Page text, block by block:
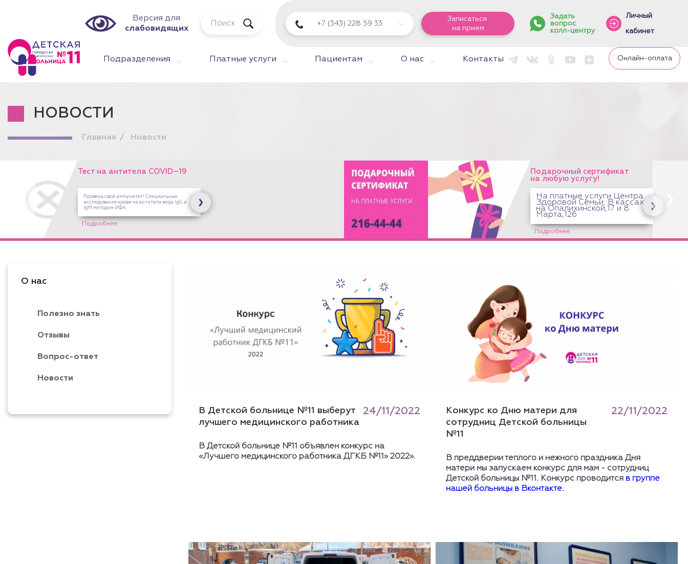
Версия для
слабовидящих
+7 (343) 228 59 33
Записаться
на прием
Задать
вопрос
колл-центру
Личный
кабинет
Подразделения Платные услуги Пациентам О нас Контакты Онлайн-оплата
НОВОСТИ
Главная Новости
На платные услуги Центра
Здоровой Семьи. В кассах
на Опалихинской,17 и 8
Марта,126
С 1 апреля изменятся цены на сенсы
массажа
Оплаченные сеансы останутся по
прежней цене.
Подробнее
О нас
Полезно знать
Отзывы
Вопрос-ответ
Новости
В Детской больнице №11 выберут
лучшего медицинского работника
24/11/2022
В Детской больнице №11 объявлен конкурс на
«Лучшего медицинского работника ДГКБ №11» 2022».
Конкурс ко Дню матери для
сотрудниц Детской больницы
№11
22/11/2022
В преддверии теплого и нежного праздника Дня
матери мы запускаем конкурс для мам - сотрудниц
Детской больницы №11. Конкурс проводится в группе
нашей больницы в Вконтакте.